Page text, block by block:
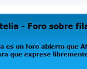
ofrece a la comunidad